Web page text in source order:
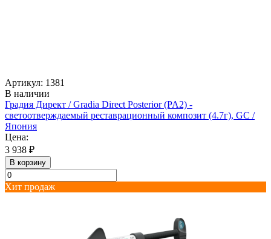
Артикул: 1381
В наличии
Градия Директ / Gradia Direct Posterior (PA2) -
светоотверждаемый реставрационный композит (4.7г), GC /
Япония
Цена:
3 938 ₽
В корзину
Хит продаж